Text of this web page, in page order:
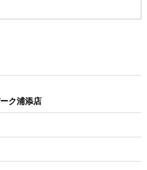
ク浦添店